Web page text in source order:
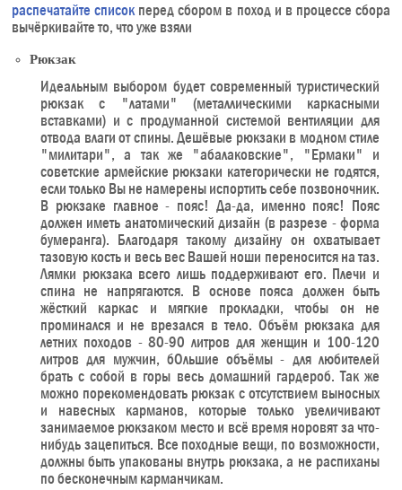
распечатайте списокперед сбором в поход и в процессе сбора
вычёркивайте то, что уже взяли
Рюкзак
Идеальным выбором будет современный туристический
рюкзак с "латами" (металлическими каркасными
вставками) и с продуманной системой вентиляции для
отвода влаги от спины. Дешёвые рюкзаки в модном стиле
"милитари", а так же "абалаковские", "Ермаки" и
советские армейские рюкзаки категорически не годятся,
если только Вы не намерены испортить себе позвоночник.
В рюкзаке главное - пояс! Да-да, именно пояс! Пояс
должен иметь анатомический дизайн (в разрезе - форма
бумеранга). Благодаря такому дизайну он охватывает
тазовую кость и весь вес Вашей ноши переносится на таз.
Лямки рюкзака всего лишь поддерживают его. Плечи и
спина не напрягаются. В основе пояса должен быть
жёсткий каркас и мягкие прокладки, чтобы он не
проминался и не врезался в тело. Объём рюкзака для
летних походов - 80-90 литров для женщин и 100-120
литров для мужчин, бОльшие объёмы - для любителей
брать с собой в горы весь домашний гардероб. Так же
можно порекомендовать рюкзак с отсутствием выносных
и навесных карманов, которые только увеличивают
занимаемое рюкзаком место и всё время норовят за что-
нибудь зацепиться. Все походные вещи, по возможности,
должны быть упакованы внутрь рюкзака, а не распиханы
по бесконечным карманчикам.